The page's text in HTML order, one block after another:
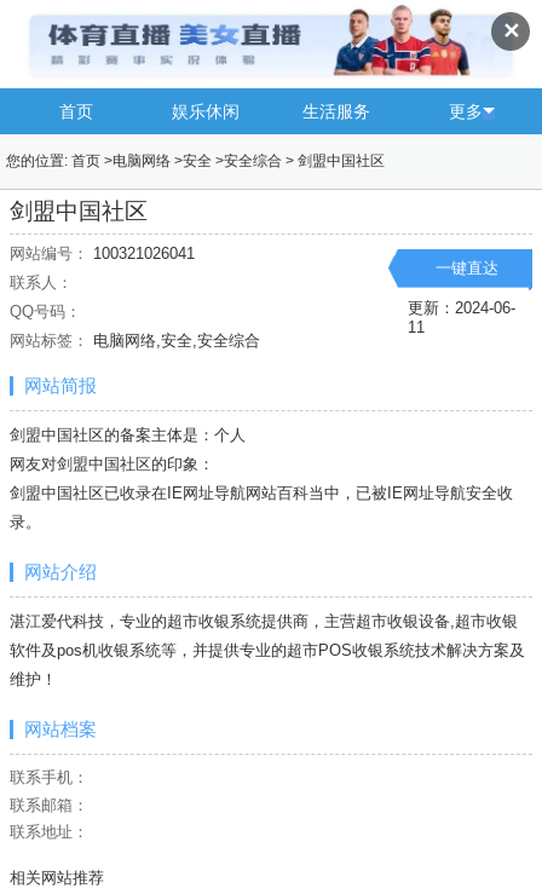
✕
首页 娱乐休闲 生活服务 更多
您的位置: 首页 >电脑网络 >安全 >安全综合 > 剑盟中国社区
剑盟中国社区
网站编号：
100321026041
联系人：
QQ号码：
网站标签：
电脑网络,安全,安全综合
一键直达
更新：2024-06-
11
网站简报
剑盟中国社区的备案主体是：个人
网友对剑盟中国社区的印象：
剑盟中国社区已收录在IE网址导航网站百科当中，已被IE网址导航安全收
录。
网站介绍
湛江爱代科技，专业的超市收银系统提供商，主营超市收银设备,超市收银
软件及pos机收银系统等，并提供专业的超市POS收银系统技术解决方案及
维护！
网站档案
联系手机：
联系邮箱：
联系地址：
相关网站推荐